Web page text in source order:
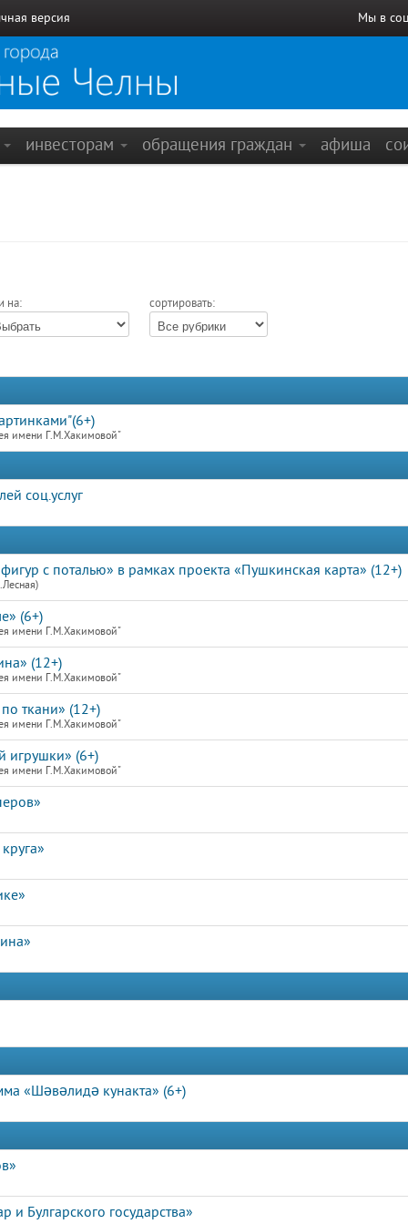
версия Мы в
инвесторам обращения граждан афиша
на: сортировать:
имени Г.М.Хакимовой"
соц.услуг
с поталью» в рамках проекта «Пушкинская карта» (12+)
(6+)
имени Г.М.Хакимовой"
(12+)
имени Г.М.Хакимовой"
ткани» (12+)
имени Г.М.Хакимовой"
игрушки» (6+)
имени Г.М.Хакимовой"
«Шәвәлидә кунакта» (6+)
и Булгарского государства»